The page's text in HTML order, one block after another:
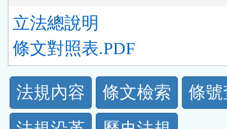
立法總說明
條文對照表.PDF
法
規
法規內容 條文檢索
條